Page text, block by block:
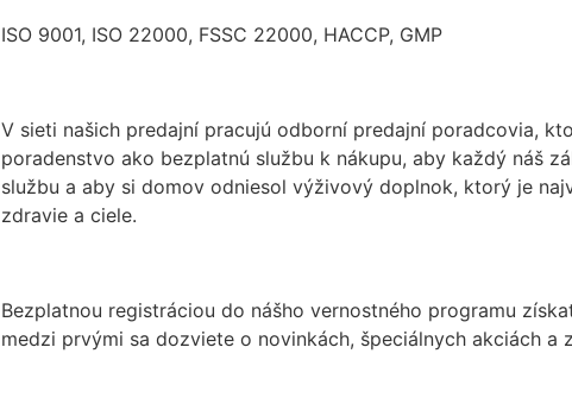
ISO 9001, ISO 22000, FSSC 22000, HACCP, GMP
V sieti našich predajní pracujú odborní predajní poradcovia,
poradenstvo ako bezplatnú službu k nákupu, aby každý náš
službu a aby si domov odniesol výživový doplnok, ktorý je
zdravie a ciele.
Bezplatnou registráciou do nášho vernostného programu
medzi prvými sa dozviete o novinkách, špeciálnych akciách a